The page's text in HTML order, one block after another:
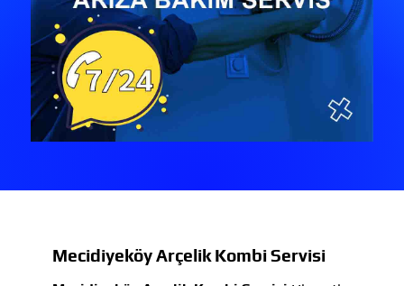
Mecidiyeköy Arçelik Kombi Servisi